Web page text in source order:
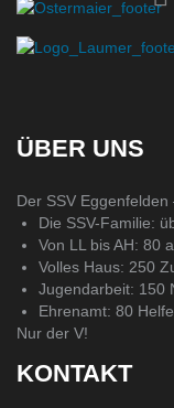
ÜBER UNS
Der SSV
Die SSV-Familie:
Von LL bis AH: 80
Volles Haus: 250
Jugendarbeit: 150
Ehrenamt: 80
Nur der V!
KONTAKT